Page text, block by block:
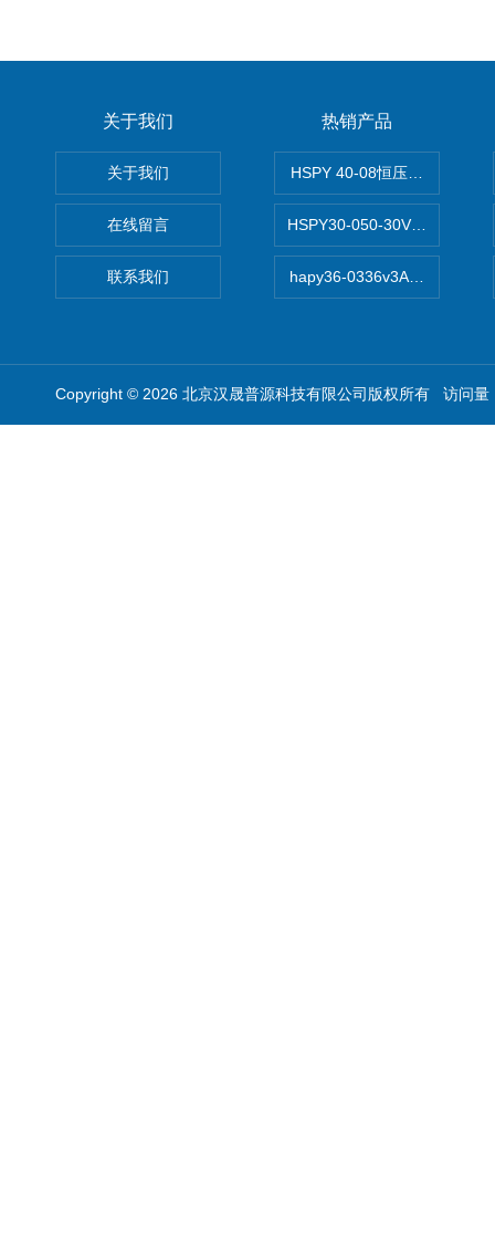
关于我们
关于我们
在线留言
联系我们
热销产品
HSPY 40-08恒压恒流恒功率
HSPY30-050-30V/-05A可调
hapy36-0336v3A高精度小型
Copyright © 2026 北京汉晟普源科技有限公司版权所有 访问量